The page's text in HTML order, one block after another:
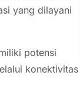
yang dilayani
potensi
konektivitas